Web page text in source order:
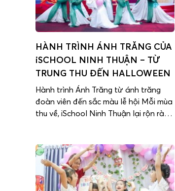
HÀNH TRÌNH ÁNH TRĂNG CỦA
iSCHOOL NINH THUẬN – TỪ
TRUNG THU ĐẾN HALLOWEEN
Hành trình Ánh Trăng từ ánh trăng
đoàn viên đến sắc màu lễ hội Mỗi mùa
thu về, iSchool Ninh Thuận lại rộn ràng
sáng tạo và sống trọn từng khoảnh
khắc tuổi thơ.Khởi đầu với “Hành trình
Ánh […]